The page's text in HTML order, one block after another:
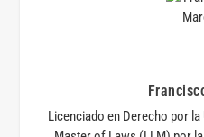
Licenciado en Derecho por